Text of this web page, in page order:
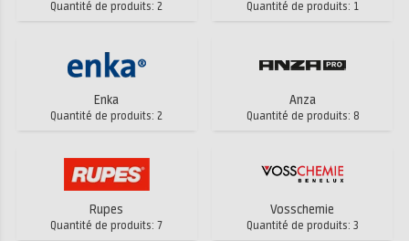
Quantité de produits: 2 Quantité de produits: 1
Enka
Quantité de produits: 2
Anza
Quantité de produits: 8
Rupes
Quantité de produits: 7
Vosschemie
Quantité de produits: 3